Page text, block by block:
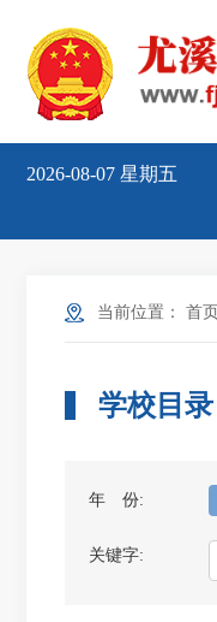
2026-08-07 星期五
当前位置： 首页
学校目录
年 份:
关键字: